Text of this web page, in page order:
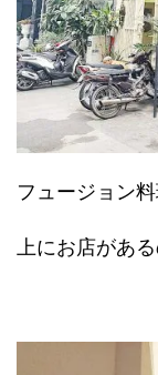
フュージョン
上にお店がある